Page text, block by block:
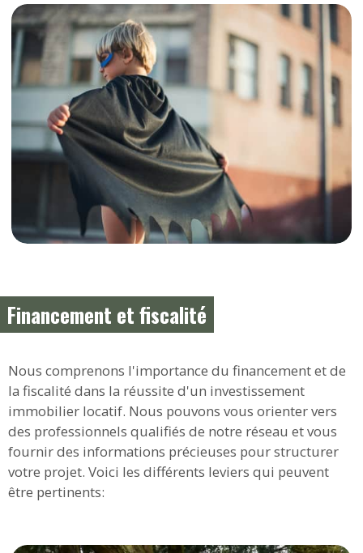
Financement et fiscalité
Nous comprenons l'importance du financement et de
la fiscalité dans la réussite d'un investissement
immobilier locatif. Nous pouvons vous orienter vers
des professionnels qualifiés de notre réseau et vous
fournir des informations précieuses pour structurer
votre projet. Voici les différents leviers qui peuvent
être pertinents: